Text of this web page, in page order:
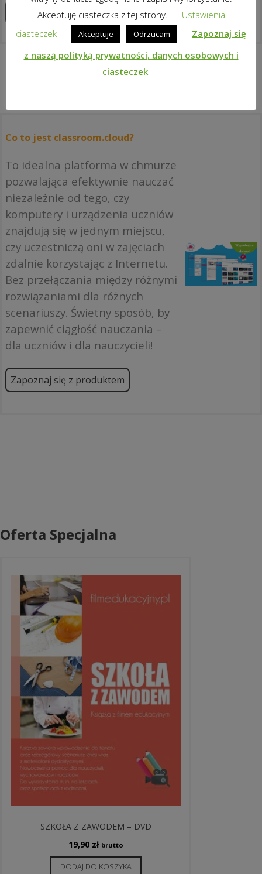
Zapoznaj się z produktami
Co to jest classroom.cloud?
To idealna platforma w chmurze
pozwalająca efektywnie nauczać
niezależnie od tego, czy
komputery i urządzenia uczniów
znajdują się w jednym miejscu,
czy uczestniczą oni w zajęciach
zdalnie korzystając z Internetu.
Bez przełączania między różnymi
rozwiązaniami dla różnych
scenariuszy. Świetny sposób, by
zapewnić ciągłość nauczania –
dla uczniów i dla nauczycieli!
Zapoznaj się z produktem
Oferta Specjalna
SZKOŁA Z ZAWODEM – DVD
19,90 zł brutto
DODAJ DO KOSZYKA
Akceptuję ciasteczka z tej strony.
Ustawienia
ciasteczek
Akceptuje Odrzucam
Zapoznaj się
z naszą polityką prywatności, danych osobowych i
ciasteczek